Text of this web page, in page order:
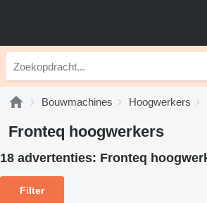
Bouwmachines Hoogwerkers
Fronteq hoogwerkers
18 advertenties: Fronteq
Filter